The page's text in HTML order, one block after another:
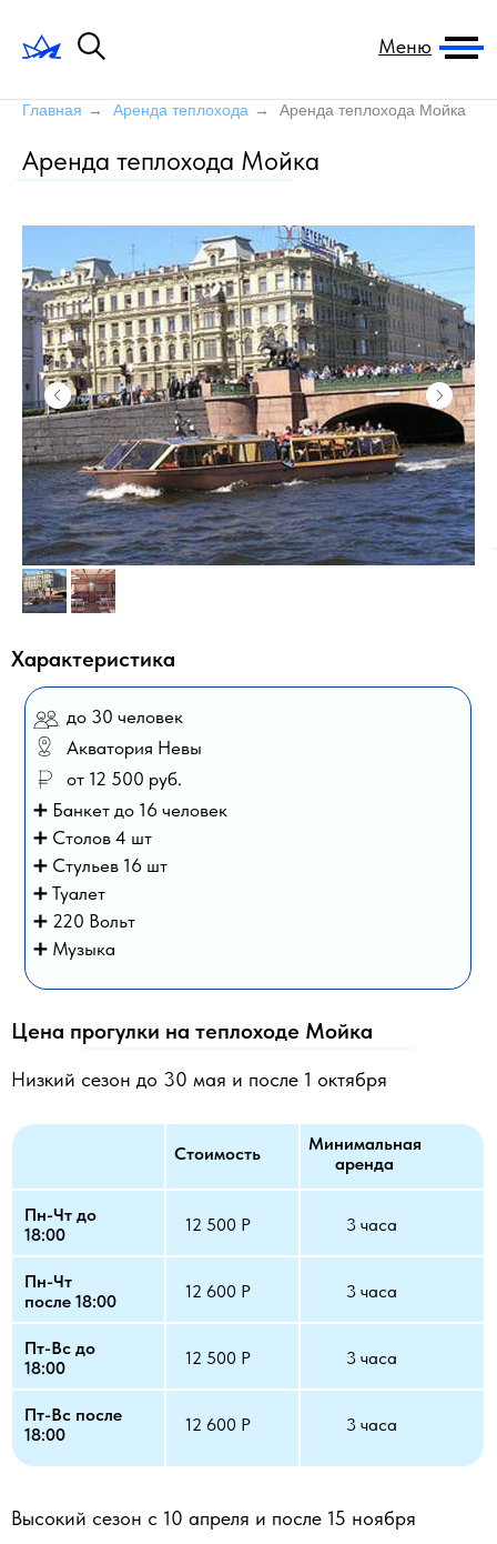
Меню
Главная → Аренда теплохода → Аренда теплохода Мойка
Аренда теплохода Мойка
➕ Банкет до 16 человек
➕ Столов 4 шт
➕ Стульев 16 шт
➕ Туалет
➕ 220 Вольт
➕ Музыка
Характеристика
Цена прогулки на теплоходе Мойка
Низкий сезон до 30 мая и после 1 октября
Пн-Чт до
18:00
12 500 Р
Стоимость
Пн-Чт
после 18:00
Минимальная
аренда
12 600 Р
3 часа
3 часа
Пт-Вс до
18:00
Пт-Вс после
18:00
12 500 Р 3 часа
12 600 Р 3 часа
до 30 человек
от 12 500 руб.
Акватория Невы
Высокий сезон с 10 апреля и после 15 ноября